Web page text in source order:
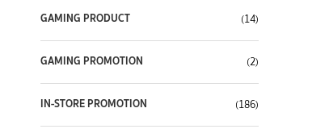
GAMING PRODUCT (14)
GAMING PROMOTION (2)
IN-STORE PROMOTION (186)